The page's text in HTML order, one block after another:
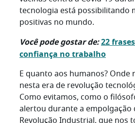
tecnologia está possibilitando
positivas no mundo.
Você pode gostar de:22
confiança no trabalho
E quanto aos humanos? Onde
nesta era de revolução
Como evitamos, como o
alertou durante a empolgação
Revolução Industrial, que nos